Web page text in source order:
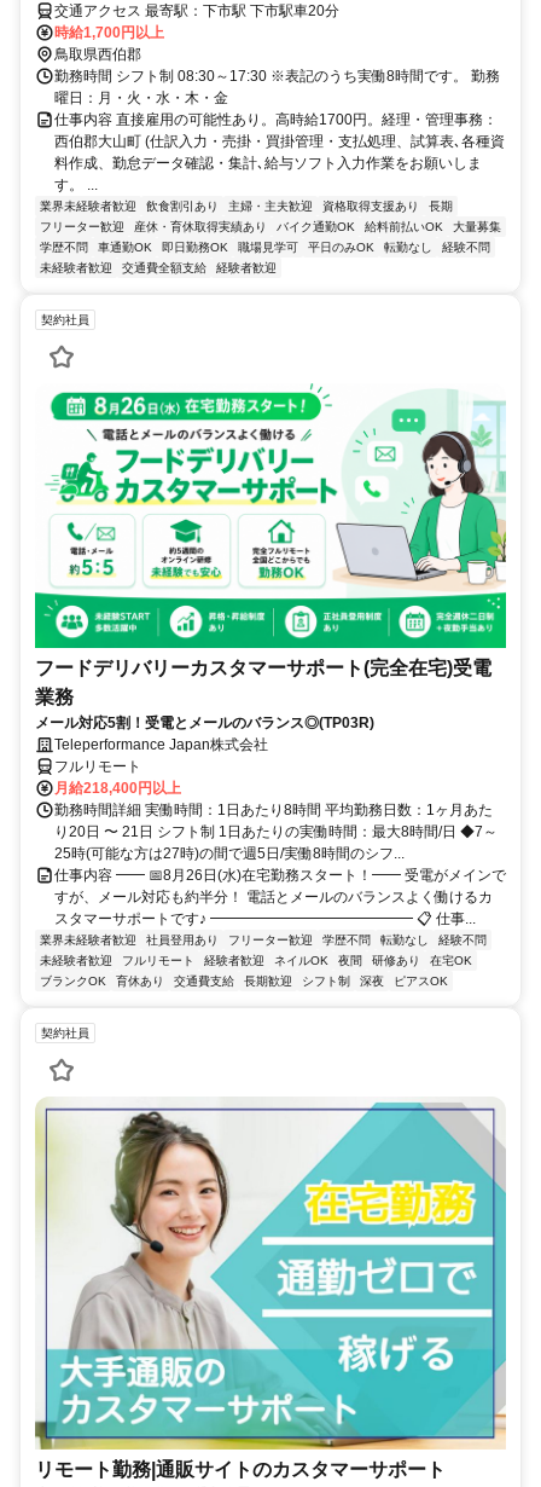
交通アクセス 最寄駅：下市駅 下市駅車20分
時給1,700円以上
鳥取県西伯郡
勤務時間 シフト制 08:30～17:30 ※表記のうち実働8時間です。 勤務
曜日：月・火・水・木・金
仕事内容 直接雇用の可能性あり。高時給1700円。経理・管理事務：
西伯郡大山町 (仕訳入力・売掛・買掛管理・支払処理、試算表､各種資
料作成、勤怠データ確認・集計､給与ソフト入力作業をお願いしま
す。 ...
業界未経験者歓迎 飲食割引あり 主婦・主夫歓迎 資格取得支援あり
長期
フリーター歓迎
産休・育休取得実績あり バイク通勤OK 給料前払いOK
大量募集
学歴不問
車通勤OK 即日勤務OK 職場見学可 平日のみOK 転勤なし
経験不問
未経験者歓迎
交通費全額支給 経験者歓迎
契約社員
フードデリバリーカスタマーサポート(完全在宅)受電
業務
メール対応5割！受電とメールのバランス◎(TP03R)
Teleperformance Japan株式会社
フルリモート
月給218,400円以上
勤務時間詳細 実働時間：1日あたり8時間 平均勤務日数：1ヶ月あた
り20日 〜 21日 シフト制 1日あたりの実働時間：最大8時間/日 ◆7～
25時(可能な方は27時)の間で週5日/実働8時間のシフ...
仕事内容 ━━ 📅8月26日(水)在宅勤務スタート！━━ 受電がメインで
すが、メール対応も約半分！ 電話とメールのバランスよく働けるカ
スタマーサポートです♪ ━━━━━━━━━━━━━━ 📋 仕事...
業界未経験者歓迎 社員登用あり フリーター歓迎 学歴不問 転勤なし
経験不問
未経験者歓迎
フルリモート 経験者歓迎 ネイルOK 夜間 研修あり
在宅OK
ブランクOK
育休あり 交通費支給 長期歓迎 シフト制 深夜 ピアスOK
契約社員
リモート勤務|通販サイトのカスタマーサポート